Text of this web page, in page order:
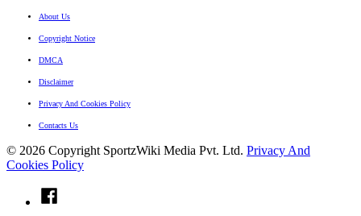
About Us
Copyright Notice
DMCA
Disclaimer
Privacy And Cookies Policy
Contacts Us
© 2026 Copyright SportzWiki Media Pvt. Ltd. Privacy And
Cookies Policy
fb